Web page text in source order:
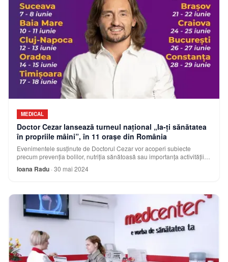
MEDICAL
Doctor Cezar lansează turneul național „Ia-ți sănătatea
în propriile mâini”, în 11 orașe din România
Evenimentele susținute de Doctorul Cezar vor acoperi subiecte
precum prevenția bolilor, nutriția sănătoasă sau importanța activității
Ioana Radu · 30 mai 2024